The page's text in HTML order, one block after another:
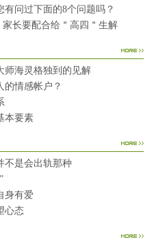
有问过下面的8个问题吗？
长要配合给＂高四＂生解
海灵格独到的见解
的情感帐户？
本要素
不是会出轨那种
身有爱
心态